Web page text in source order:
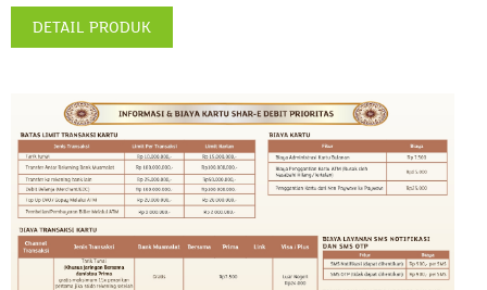
DETAIL PRODUK